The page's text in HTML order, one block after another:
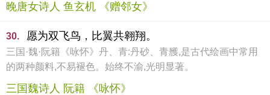
晚唐女诗人 鱼玄机 《赠邻女》
30. 愿为双飞鸟，比翼共翱翔。
三国·魏·阮籍《咏怀》丹、青:丹砂、青雘,是古代绘画中常用
的两种颜料,不易褪色。始终不渝,光明显著。
三国魏诗人 阮籍 《咏怀》